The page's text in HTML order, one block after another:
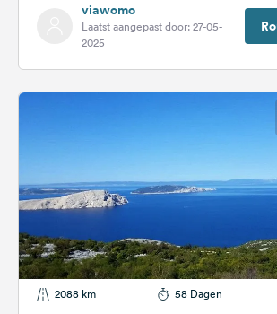
viawomo
Laatst aangepast door: 27-05-
2025
2088 km 58 Dagen